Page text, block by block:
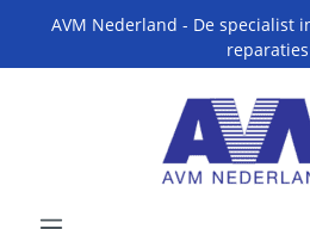
AVM Nederland - De specialist
reparaties